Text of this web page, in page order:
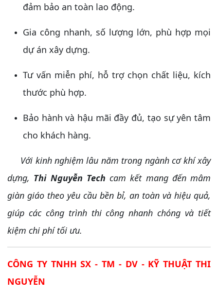
đảm bảo an toàn lao động.
Gia công nhanh, số lượng lớn, phù hợp mọi
dự án xây dựng.
Tư vấn miễn phí, hỗ trợ chọn chất liệu, kích
thước phù hợp.
Bảo hành và hậu mãi đầy đủ, tạo sự yên tâm
cho khách hàng.
Với kinh nghiệm lâu năm trong ngành cơ khí xây
dựng, Thi Nguyễn Tech cam kết mang đến mâm
giàn giáo theo yêu cầu bền bỉ, an toàn và hiệu quả,
giúp các công trình thi công nhanh chóng và tiết
kiệm chi phí tối ưu.
CÔNG TY TNHH SX - TM - DV - KỸ THUẬT THI
NGUYỄN